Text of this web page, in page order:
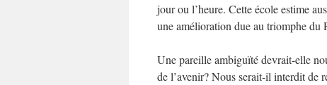
jour ou l’heure. Cette école estime
une amélioration due au triomphe du
Une pareille ambiguïté devrait-elle
de l’avenir? Nous serait-il interdit de